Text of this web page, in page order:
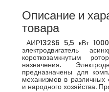
Описание и
товара
АИР132S6 5,5 кВт
электродвигатель
короткозамкнутым
назначения.
предназначены для
механизмов в
и народного хозяйства.